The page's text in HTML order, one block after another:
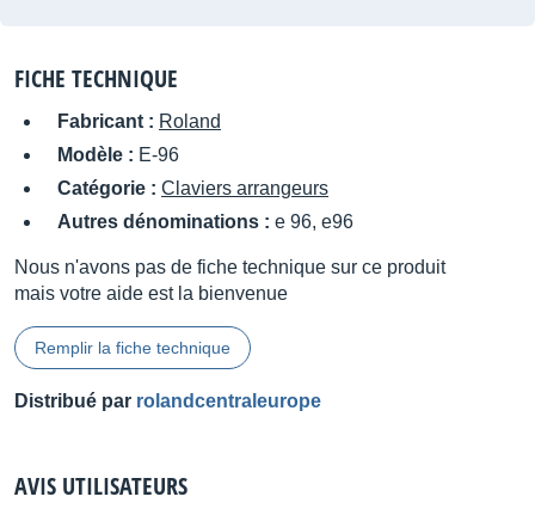
FICHE TECHNIQUE
Fabricant : Roland
Modèle : E-96
Catégorie : Claviers arrangeurs
Autres dénominations : e 96, e96
Nous n'avons pas de fiche technique sur ce produit
mais votre aide est la bienvenue
Remplir la fiche technique
Distribué par rolandcentraleurope
AVIS UTILISATEURS